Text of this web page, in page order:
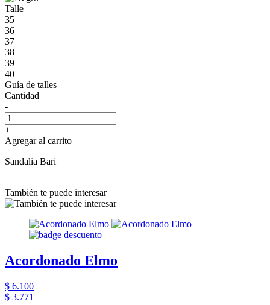
Talle
35
36
37
38
39
40
Guía de talles
Cantidad
-
+
Agregar al carrito
Sandalia Bari
También te puede interesar
Acordonado Elmo
$ 6.100
$ 3.771